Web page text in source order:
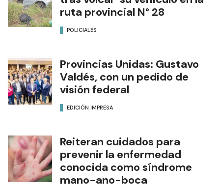
ruta provincial N° 28
POLICIALES
Provincias Unidas: Gustavo
Valdés, con un pedido de
visión federal
EDICIÓN IMPRESA
Reiteran cuidados para
prevenir la enfermedad
conocida como síndrome
mano-ano-boca